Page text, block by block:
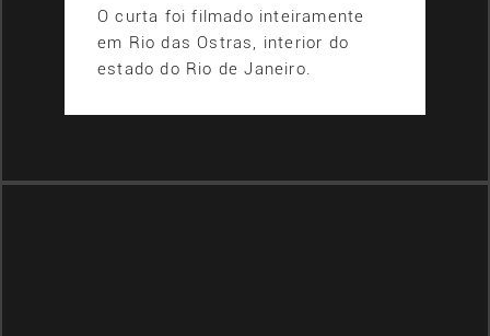
O curta foi filmado inteiramente
em Rio das Ostras, interior do
estado do Rio de Janeiro.